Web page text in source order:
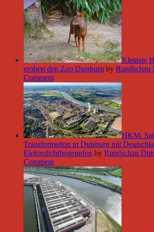
Kleinste
erobert den Zoo Duisburg by Rundschau
Comment
HKM:
Transformation in Duisburg mit
Elektrolichtbogenofen by Rundschau
Comment